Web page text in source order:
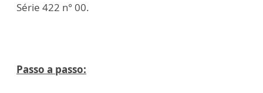
Série 422 n° 00.
Passo a passo: